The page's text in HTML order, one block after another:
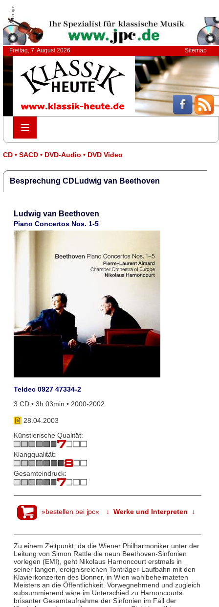
Anzeige
Freitag, 7. August 2026 Sitemap
≡
≡
CD • SACD • DVD-Audio • DVD Video
Besprechung CDLudwig van Beethoven
Ludwig van Beethoven
Piano Concertos Nos. 1-5
Teldec 0927 47334-2
3 CD • 3h 03min • 2000-2002
28.04.2003
Künstlerische Qualität:
Klangqualität:
Gesamteindruck:
»bestellen bei jpc« ↓ Werke und Interpreten ↓
Zu einem Zeitpunkt, da die Wiener Philharmoniker unter der
Leitung von Simon Rattle die neun Beethoven-Sinfonien
vorlegen (EMI), geht Nikolaus Harnoncourt erstmals in
seiner langen, ereignisreichen Tonträger-Laufbahn mit den
Klavierkonzerten des Bonner, in Wien wahlbeheimateten
Meisters an die Öffentlichkeit. Vorwegnehmend und zugleich
subsummierend wäre im Unterschied zu Harnoncourts
brisanter Gesamtaufnahme der Sinfonien im Fall der